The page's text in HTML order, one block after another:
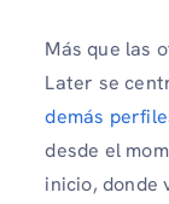
Más que las
Later se
demás
desde el
inicio, donde